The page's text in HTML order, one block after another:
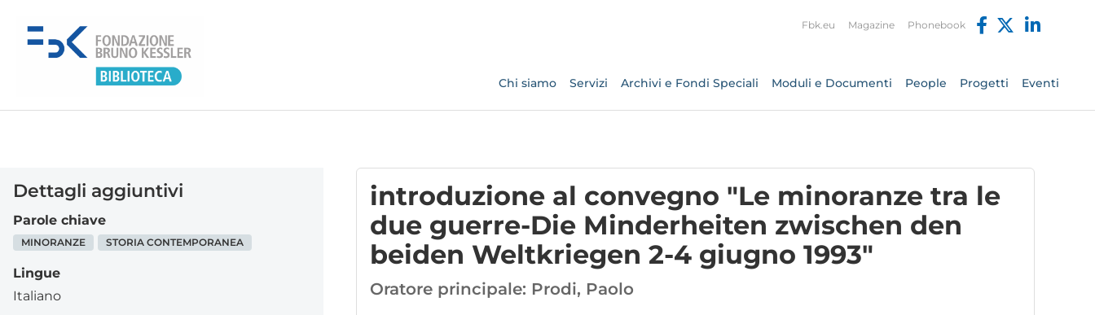
Fbk.eu Magazine Phonebook
Chi siamo Servizi Archivi e Fondi Speciali Moduli e Documenti People Progetti Eventi
Dettagli aggiuntivi
Parole chiave
MINORANZE STORIA CONTEMPORANEA
Lingue
Italiano
introduzione al convegno "Le minoranze tra le
due guerre-Die Minderheiten zwischen den
beiden Weltkriegen 2-4 giugno 1993"
Oratore principale: Prodi, Paolo